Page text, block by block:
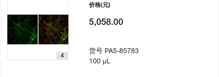
4
价格(元)
5,058.00
货号 PA5-85783
100 µL